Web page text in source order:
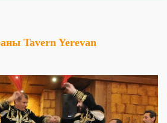
Tavern Yerevan